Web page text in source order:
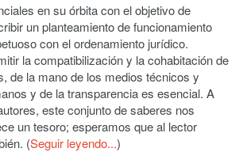
en su órbita con el objetivo de
un planteamiento de funcionamiento
con el ordenamiento jurídico.
la compatibilización y la cohabitación de
de la mano de los medios técnicos y
y de la transparencia es esencial. A
este conjunto de saberes nos
un tesoro; esperamos que al lector
(Seguir leyendo...)